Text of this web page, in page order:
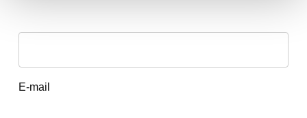
E-mail